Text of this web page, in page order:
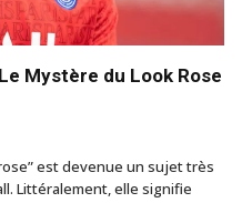
Mystère du Look Rose
est devenue un sujet très
Littéralement, elle signifie